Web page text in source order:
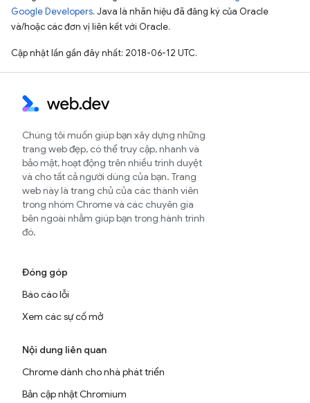
Google Developers. Java là nhãn hiệu đã đăng ký của Oracle
và/hoặc các đơn vị liên kết với Oracle.
Cập nhật lần gần đây nhất: 2018-06-12 UTC.
Chúng tôi muốn giúp bạn xây dựng những
trang web đẹp, có thể truy cập, nhanh và
bảo mật, hoạt động trên nhiều trình duyệt
và cho tất cả người dùng của bạn. Trang
web này là trang chủ của các thành viên
trong nhóm Chrome và các chuyên gia
bên ngoài nhằm giúp bạn trong hành trình
đó.
Đóng góp
Báo cáo lỗi
Xem các sự cố mở
Nội dung liên quan
Chrome dành cho nhà phát triển
Bản cập nhật Chromium